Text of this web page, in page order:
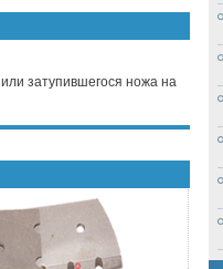
затупившегося ножа на